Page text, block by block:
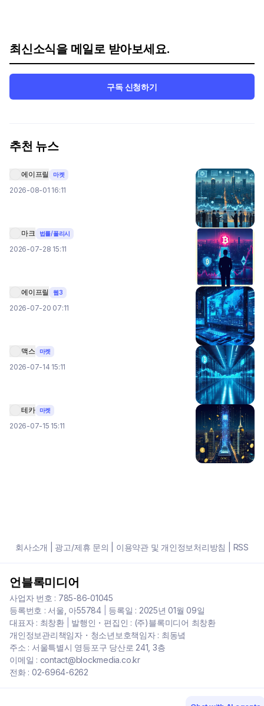
최신소식을 메일로 받아보세요.
구독 신청하기
추천 뉴스
에이프릴 마켓
2026-08-01 16:11
마크 법률/폴리시
2026-07-28 15:11
에이프릴 웹3
2026-07-20 07:11
맥스 마켓
2026-07-14 15:11
테카 마켓
2026-07-15 15:11
회사소개 광고/제휴 문의 이용약관 및 개인정보처리방침 RSS
언블록미디어
사업자 번호 : 785-86-01045
등록번호 : 서울, 아55784| 등록일 : 2025년 01월 09일
대표자 : 최창환| 발행인・편집인 : (주)블록미디어 최창환
개인정보관리책임자・청소년보호책임자 : 최동녘
주소 : 서울특별시 영등포구 당산로 241, 3층
이메일 : contact@blockmedia.co.kr
전화 : 02-6964-6262